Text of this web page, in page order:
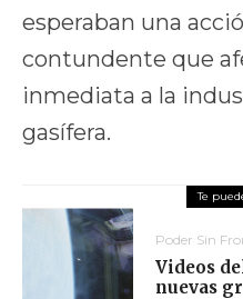
esperaban una
contundente que
inmediata a la
gasífera.
Poder Sin
Videos
nuevas